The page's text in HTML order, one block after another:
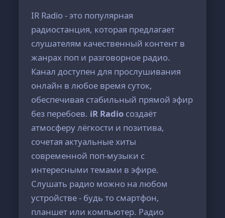
IR Radio - это популярная
радиостанция, которая предлагает
слушателям качественный контент в
жанрах поп и разговорное радио.
Канал доступен для прослушивания
онлайн в любое время суток,
обеспечивая стабильный прямой эфир
без перебоев. iR Radio создаёт
атмосферу лёгкости и позитива,
сочетая актуальные хиты
современной поп-музыки с
интересными темами в эфире.
Слушать радио можно на любом
устройстве - будь то смартфон,
планшет или компьютер. Радио